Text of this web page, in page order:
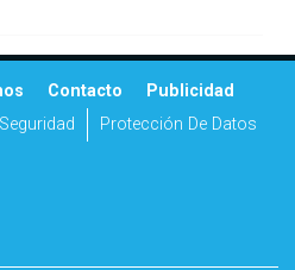
Contacto
Publicidad
Seguridad Protección De Datos